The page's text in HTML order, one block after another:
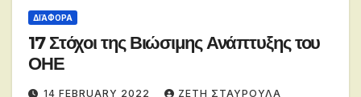
ΔΙΆΦΟΡΑ
17 Στόχοι της Βιώσιμης Ανάπτυξης του
ΟΗΕ
14 FEBRUARY 2022 ΖΕΤΗ ΣΤΑΥΡΟΥΛΑ